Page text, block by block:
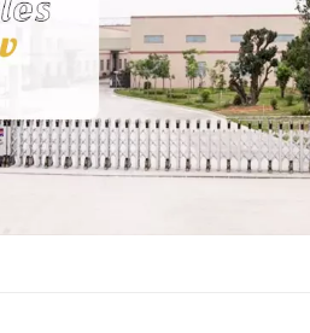
français
Deutsch
العربية